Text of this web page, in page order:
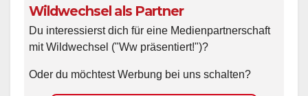
Wildwechsel als Partner
Du interessierst dich für eine Medienpartnerschaft
mit Wildwechsel ("Ww präsentiert!")?
Oder du möchtest Werbung bei uns schalten?